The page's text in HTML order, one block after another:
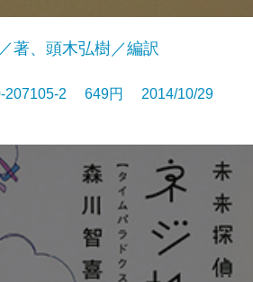
著、頭木弘樹／編訳
207105-2 649円 2014/10/29